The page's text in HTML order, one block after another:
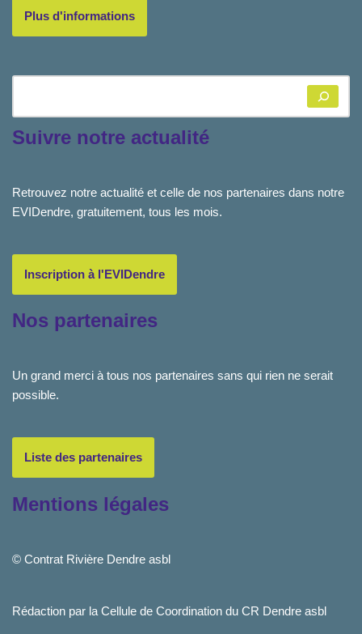
Plus d'informations
Suivre notre actualité
Retrouvez notre actualité et celle de nos partenaires dans notre
EVIDendre, gratuitement, tous les mois.
Inscription à l'EVIDendre
Nos partenaires
Un grand merci à tous nos partenaires sans qui rien ne serait
possible.
Liste des partenaires
Mentions légales
© Contrat Rivière Dendre asbl
Rédaction par la Cellule de Coordination du CR Dendre asbl